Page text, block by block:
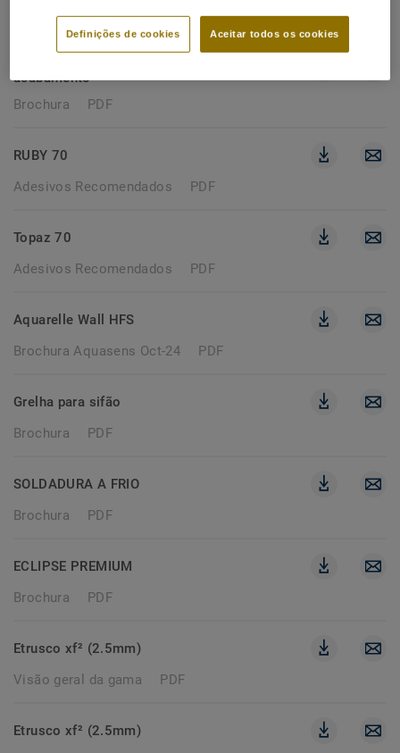
acabamento
Brochura
PDF
RUBY 70
Adesivos Recomendados
PDF
Topaz 70
Adesivos Recomendados
PDF
Aquarelle Wall HFS
Brochura Aquasens Oct-24
PDF
Grelha para sifão
Brochura
PDF
SOLDADURA A FRIO
Brochura
PDF
ECLIPSE PREMIUM
Brochura
PDF
Etrusco xf² (2.5mm)
Visão geral da gama
PDF
Etrusco xf² (2.5mm)
Aceitar todos os cookies
Definições de cookies